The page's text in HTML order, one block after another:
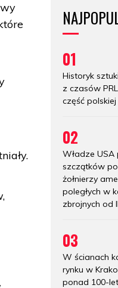
01
Historyk
z czasów
część
02
Władze USA
szczątków
żołnierzy
poległych w
zbrojnych od
03
W ścianach
rynku w
ponad 100-